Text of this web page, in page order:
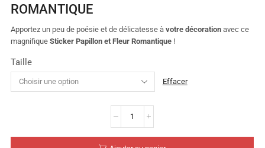
ROMANTIQUE
Apportez un peu de poésie et de délicatesse à votre décoration avec ce
magnifique Sticker Papillon et Fleur Romantique !
Taille
Effacer